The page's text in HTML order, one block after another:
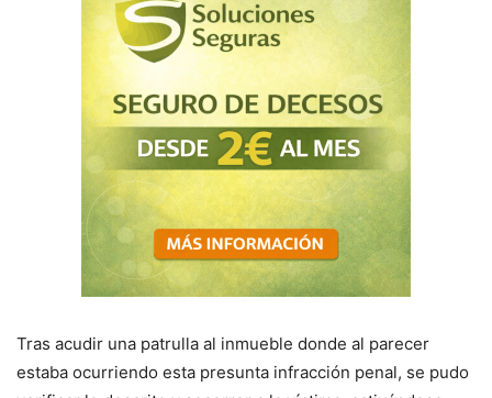
Tras acudir una patrulla al inmueble donde al parecer
estaba ocurriendo esta presunta infracción penal, se pudo